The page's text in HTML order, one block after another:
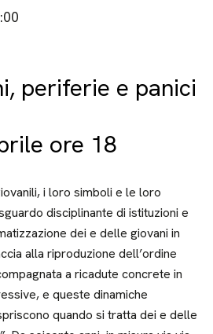
periferie e panici
ore 18
i loro simboli e le loro
disciplinante di istituzioni e
dei e delle giovani in
alla riproduzione dell’ordine
a ricadute concrete in
e queste dinamiche
quando si tratta dei e delle